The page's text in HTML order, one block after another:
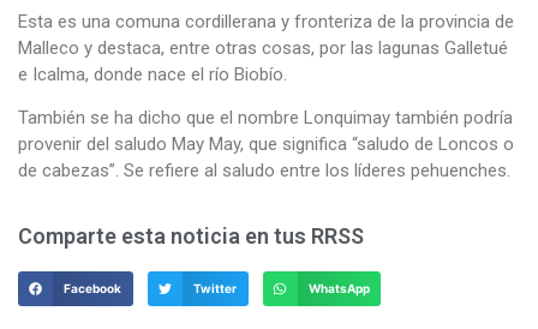
Esta es una comuna cordillerana y fronteriza de la provincia de
Malleco y destaca, entre otras cosas, por las lagunas Galletué
e Icalma, donde nace el río Biobío.
También se ha dicho que el nombre Lonquimay también podría
provenir del saludo May May, que significa “saludo de Loncos o
de cabezas”. Se refiere al saludo entre los líderes pehuenches.
Comparte esta noticia en tus RRSS
Facebook Twitter WhatsApp